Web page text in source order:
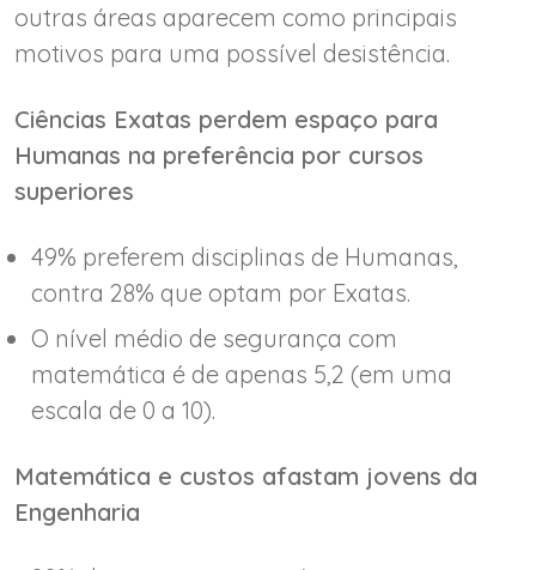
outras áreas aparecem como principais
motivos para uma possível desistência.
Ciências Exatas perdem espaço para
Humanas na preferência por cursos
superiores
49% preferem disciplinas de Humanas,
contra 28% que optam por Exatas.
O nível médio de segurança com
matemática é de apenas 5,2 (em uma
escala de 0 a 10).
Matemática e custos afastam jovens da
Engenharia